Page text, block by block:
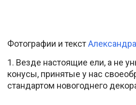
Фотографии и текст
1. Везде настоящие ели, а не
конусы, принятые у нас
стандартом новогоднего